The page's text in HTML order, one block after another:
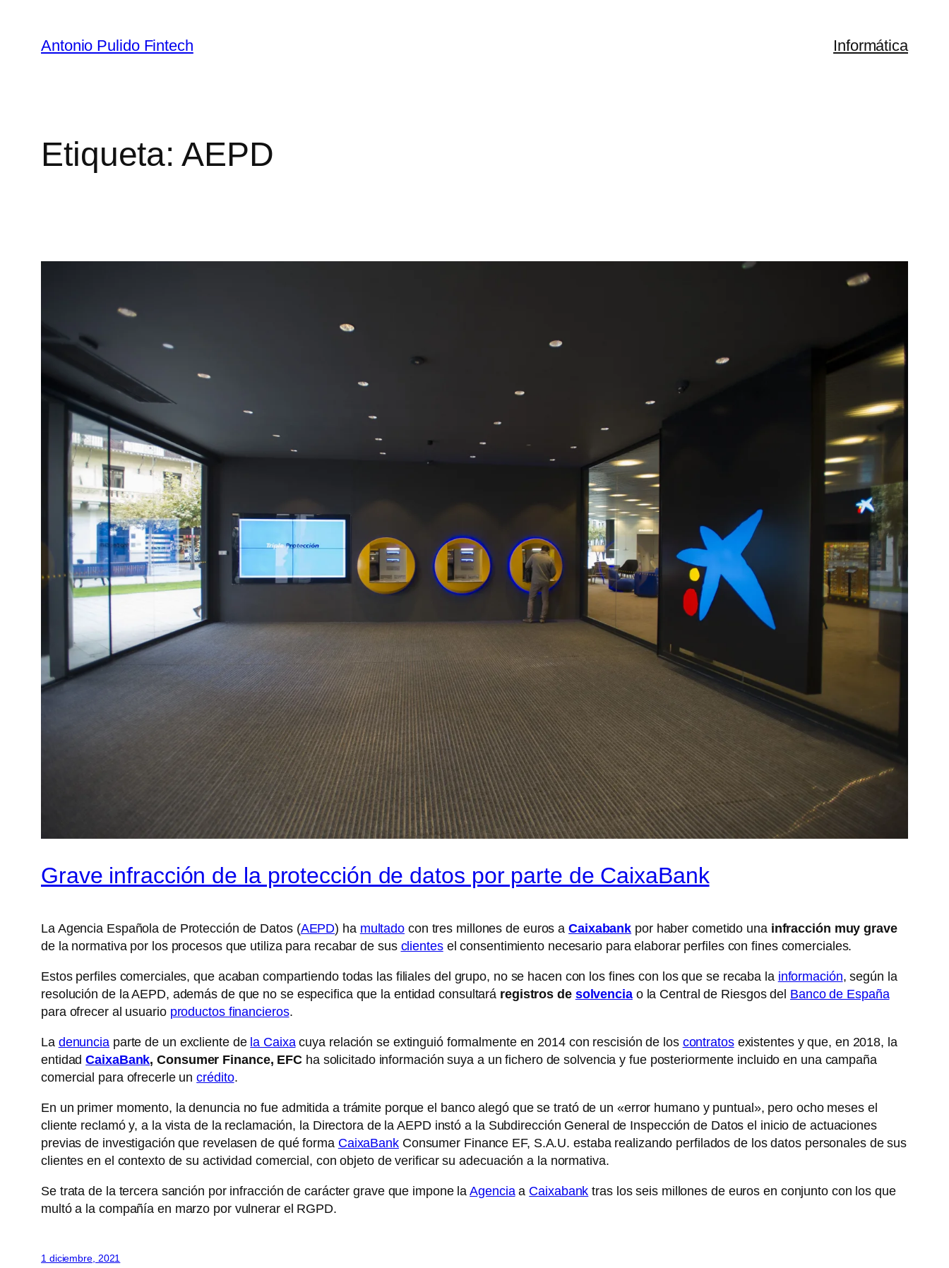
Antonio Pulido Fintech Informática
Etiqueta: AEPD
Grave infracción de la protección de datos por parte de CaixaBank
La Agencia Española de Protección de Datos (AEPD) ha multado con tres millones de euros aCaixabank por haber cometido una infracción muy grave
de la normativa por los procesos que utiliza para recabar de sus clientesel consentimiento necesario para elaborar perfiles con fines comerciales.
Estos perfiles comerciales, que acaban compartiendo todas las filiales del grupo, no se hacen con los fines con los que se recaba la información, según la
resolución de la AEPD, además de que no se especifica que la entidad consultará registros de solvenciao la Central de Riesgos del Banco de España
para ofrecer al usuario productos financieros.
La denunciaparte de un excliente de la Caixacuya relación se extinguió formalmente en 2014 con rescisión de los contratosexistentes y que, en 2018, la
entidadCaixaBank, Consumer Finance, EFC ha solicitado información suya a un fichero de solvencia y fue posteriormente incluido en una campaña
comercial para ofrecerle uncrédito.
En un primer momento, la denuncia no fue admitida a trámite porque el banco alegó que se trató de un «error humano y puntual», pero ocho meses el
cliente reclamó y, a la vista de la reclamación, la Directora de la AEPD instó a la Subdirección General de Inspección de Datos el inicio de actuaciones
previas de investigación que revelasen de qué forma CaixaBankConsumer Finance EF, S.A.U. estaba realizando perfilados de los datos personales de sus
clientes en el contexto de su actividad comercial, con objeto de verificar su adecuación a la normativa.
Se trata de la tercera sanción por infracción de carácter grave que impone laAgenciaa Caixabank tras los seis millones de euros en conjunto con los que
multó a la compañía en marzo por vulnerar el RGPD.
1 diciembre, 2021